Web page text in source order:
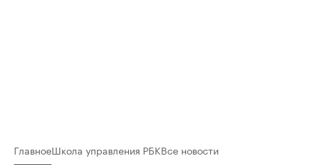
ГлавноеШкола управления РБКВсе новости